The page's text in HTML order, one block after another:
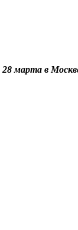
марта в